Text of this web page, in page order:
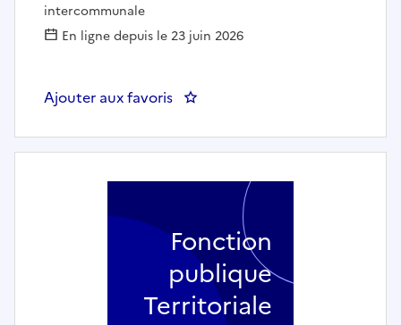
intercommunale
En ligne depuis le 23 juin 2026
Ajouter aux favoris : Un chargé ou une chargée de
Fonction
publique
Territoriale